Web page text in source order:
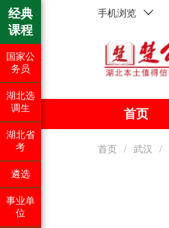
手机浏览
首页
首页 / 武汉 /
经典
课程
国家公
务员
湖北选
调生
湖北省
考
遴选
事业单
位